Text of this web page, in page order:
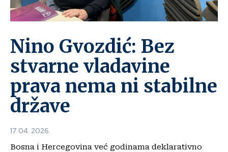
Nino Gvozdić: Bez
stvarne vladavine
prava nema ni stabilne
države
17. 04. 2026.
Bosna i Hercegovina već godinama deklarativno